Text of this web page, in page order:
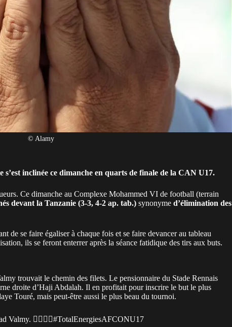
© Alamy
inclinée ce dimanche en quarts de finale de la CAN U17.
Ce dimanche au Complexe Mohammed VI de football (terrain
devant la Tanzanie (3-3, 4-2 ap. tab.) synonyme d’élimination des
de se faire égaliser à chaque fois et se faire devancer au tableau
ils se feront enterrer après la séance fatidique des tirs aux buts.
trouvait le chemin des filets. Le pensionnaire du Stade Rennais
droite d’Haji Abdalah. Il en profitait pour inscrire le but le plus
Touré, mais peut-être aussi le plus beau du tournoi.
Valmy. 😮‍💨🇩🇿#TotalEnergiesAFCONU17